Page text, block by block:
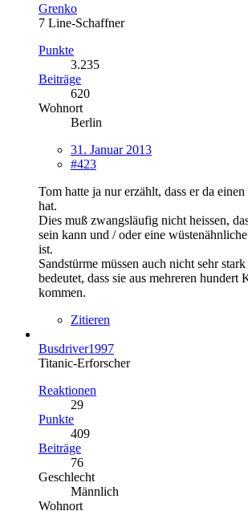
Grenko
7 Line-Schaffner
Punkte
3.235
Beiträge
620
Wohnort
Berlin
31. Januar 2013
#423
Tom hatte ja nur erzählt, dass er da
hat.
Dies muß zwangsläufig nicht heissen,
sein kann und / oder eine
ist.
Sandstürme müssen auch nicht sehr
bedeutet, dass sie aus mehreren hundert
kommen.
Zitieren
Busdriver1997
Titanic-Erforscher
Reaktionen
29
Punkte
409
Beiträge
76
Geschlecht
Männlich
Wohnort